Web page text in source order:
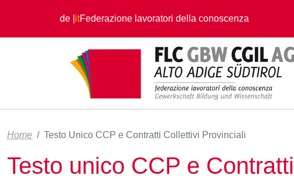
de itFederazione lavoratori della conoscenza
Home Testo Unico CCP e Contratti Collettivi Provinciali
Testo unico CCP e